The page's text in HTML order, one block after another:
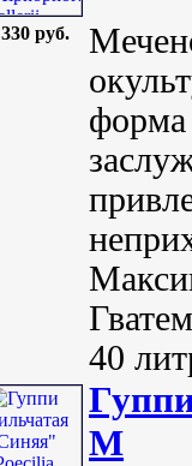
330 руб.
форма
40
M